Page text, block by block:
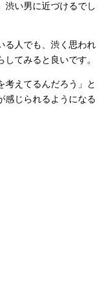
渋い男に近づけるでし
る人でも、渋く思われ
てみると良いです。
考えてるんだろう」と
感じられるようになる